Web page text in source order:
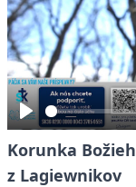
Play
Korunka
z Lagiewnikov